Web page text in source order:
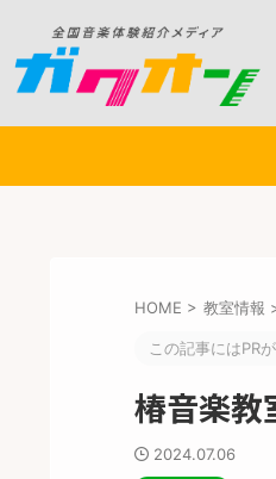
HOME > 教室情報
この記事にはPR
椿音楽教
2024.07.06